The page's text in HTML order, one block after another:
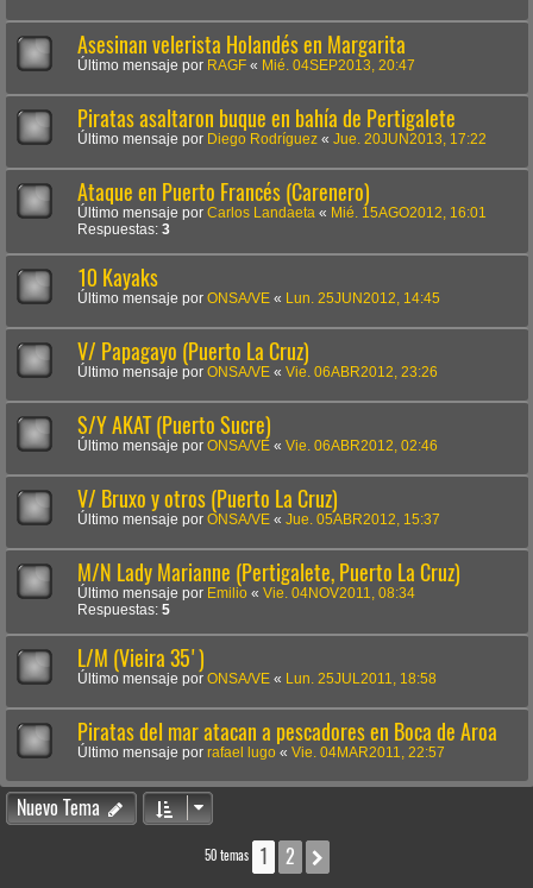
Asesinan velerista Holandés en Margarita
Último mensaje por RAGF « Mié. 04SEP2013, 20:47
Piratas asaltaron buque en bahía de Pertigalete
Último mensaje por Diego Rodríguez « Jue. 20JUN2013, 17:22
Ataque en Puerto Francés (Carenero)
Último mensaje por Carlos Landaeta « Mié. 15AGO2012, 16:01
Respuestas: 3
10 Kayaks
Último mensaje por ONSA/VE « Lun. 25JUN2012, 14:45
V/ Papagayo (Puerto La Cruz)
Último mensaje por ONSA/VE « Vie. 06ABR2012, 23:26
S/Y AKAT (Puerto Sucre)
Último mensaje por ONSA/VE « Vie. 06ABR2012, 02:46
V/ Bruxo y otros (Puerto La Cruz)
Último mensaje por ONSA/VE « Jue. 05ABR2012, 15:37
M/N Lady Marianne (Pertigalete, Puerto La Cruz)
Último mensaje por Emilio « Vie. 04NOV2011, 08:34
Respuestas: 5
L/M (Vieira 35')
Último mensaje por ONSA/VE « Lun. 25JUL2011, 18:58
Piratas del mar atacan a pescadores en Boca de Aroa
Último mensaje por rafael lugo « Vie. 04MAR2011, 22:57
Nuevo Tema
50 temas 1 2